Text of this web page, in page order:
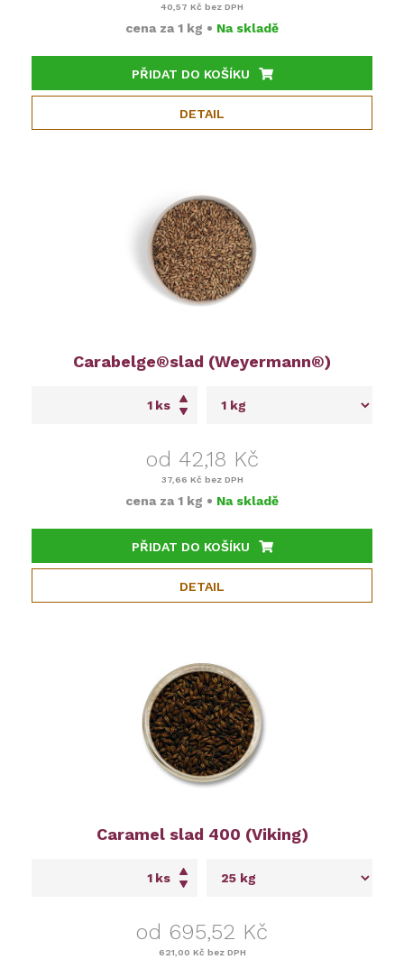
40,57 Kč bez DPH
cena za 1 kg • Na skladě
PŘIDAT DO KOŠÍKU
DETAIL
Carabelge®slad (Weyermann®)
ks
od 42,18 Kč
37,66 Kč bez DPH
cena za 1 kg • Na skladě
PŘIDAT DO KOŠÍKU
DETAIL
Caramel slad 400 (Viking)
ks
od 695,52 Kč
621,00 Kč bez DPH